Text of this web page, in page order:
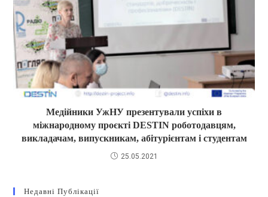
Медійники УжНУ презентували успіхи в
міжнародному проєкті DESTIN роботодавцям,
викладачам, випускникам, абітурієнтам і студентам
25.05.2021
Недавні Публікації